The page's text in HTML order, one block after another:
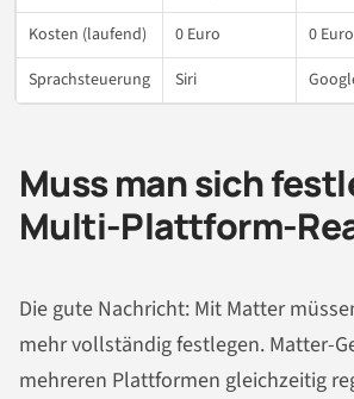
Kosten (laufend)
0 Euro 0
Sprachsteuerung
Siri
Muss man sich
Multi-Plattform-
Die gute Nachricht: Mit Matter
mehr vollständig festlegen. Matter-
mehreren Plattformen gleichzeitig